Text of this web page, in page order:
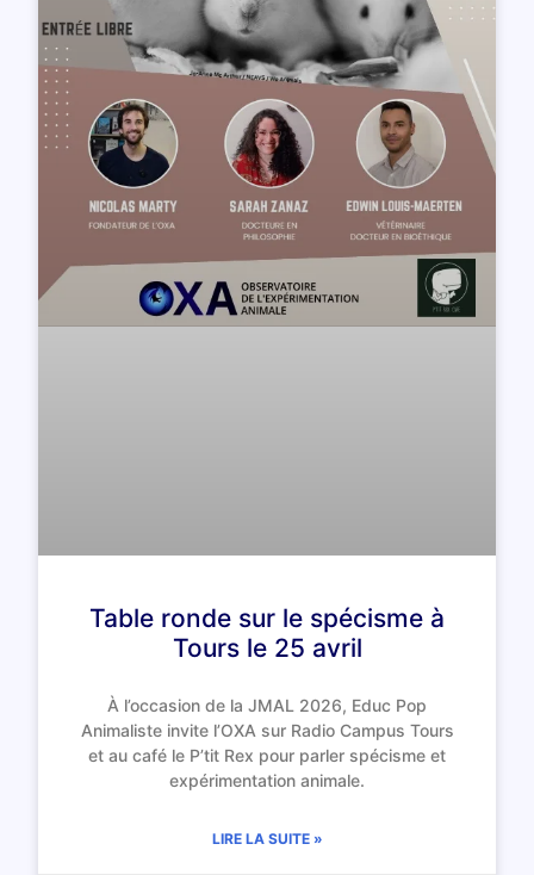
Table ronde sur le spécisme à
Tours le 25 avril
À l’occasion de la JMAL 2026, Educ Pop
Animaliste invite l’OXA sur Radio Campus Tours
et au café le P’tit Rex pour parler spécisme et
expérimentation animale.
LIRE LA SUITE »